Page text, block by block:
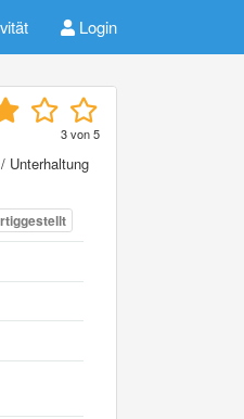
Login
3von5
Unterhaltung